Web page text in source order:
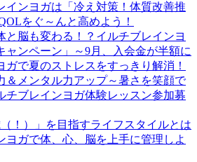
インヨガは「冷え対策！体質改善推
をぐ～んと高めよう！
と脳も変わる！？イルチブレインヨ
ャンペーン」～9月、入会金が半額に
ガで夏のストレスをすっきり解消！
＆メンタル力アップ～暑さを笑顔で
チブレインヨガ体験レッスン参加募
（！）」を目指すライフスタイルとは
ヨガで体、心、脳を上手に管理しよ